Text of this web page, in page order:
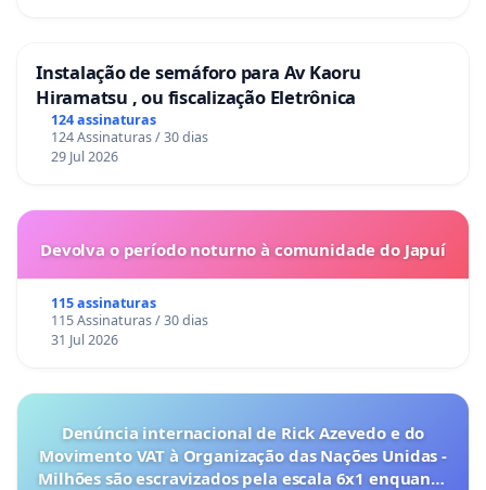
Instalação de semáforo para Av Kaoru
Hiramatsu , ou fiscalização Eletrônica
124 assinaturas
124 Assinaturas / 30 dias
29 Jul 2026
Devolva o período noturno à comunidade do Japuí
115 assinaturas
115 Assinaturas / 30 dias
31 Jul 2026
Denúncia internacional de Rick Azevedo e do
Movimento VAT à Organização das Nações Unidas -
Milhões são escravizados pela escala 6x1 enquanto